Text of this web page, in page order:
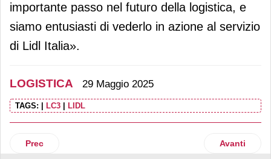
importante passo nel futuro della logistica, e
siamo entusiasti di vederlo in azione al servizio
di Lidl Italia».
LOGISTICA 29 Maggio 2025
TAGS: LC3 LIDL
Articolo precedente: L'ia è un valore aggiunto nella
Prec Articolo
Avanti